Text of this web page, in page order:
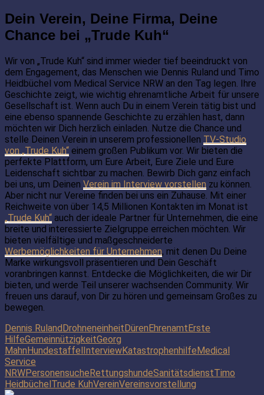
Dein Verein, Deine Firma, Deine
Chance bei „Trude Kuh“
Wir von „Trude Kuh“ sind immer wieder tief beeindruckt von
dem Engagement, das Menschen wie Dennis Ruland und Timo
Heidbüchel vom Medical Service NRW an den Tag legen. Ihre
Geschichte zeigt, wie wichtig ehrenamtliche Arbeit für unsere
Gesellschaft ist. Wenn auch Du in einem Verein tätig bist und
eine ebenso spannende Geschichte zu erzählen hast, dann
möchten wir Dich herzlich einladen. Nutze die Chance und
stelle Deinen Verein in unserem professionellen TV-Studio
von „Trude Kuh“ einem großen Publikum vor. Wir bieten die
perfekte Plattform, um Eure Arbeit, Eure Ziele und Eure
Leidenschaft sichtbar zu machen. Bewirb Dich ganz einfach
bei uns, um Deinen Verein im Interview vorstellen zu können.
Aber nicht nur Vereine finden bei uns ein Zuhause. Mit einer
Reichweite von über 14,5 Millionen Kontakten im Monat ist
„Trude Kuh“ auch der ideale Partner für Unternehmen, die eine
breite und interessierte Zielgruppe erreichen möchten. Wir
bieten vielfältige und maßgeschneiderte
Werbemöglichkeiten für Unternehmen, mit denen Du Deine
Marke wirkungsvoll präsentieren und Dein Geschäft
voranbringen kannst. Entdecke die Möglichkeiten, die wir Dir
bieten, und werde Teil unserer wachsenden Community. Wir
freuen uns darauf, von Dir zu hören und gemeinsam Großes zu
bewegen.
Dennis RulandDrohneneinheitDürenEhrenamtErste
HilfeGemeinnützigkeitGeorg
MahnHundestaffelInterviewKatastrophenhilfeMedical
Service
NRWPersonensucheRettungshundeSanitätsdienstTimo
HeidbüchelTrude KuhVereinVereinsvorstellung